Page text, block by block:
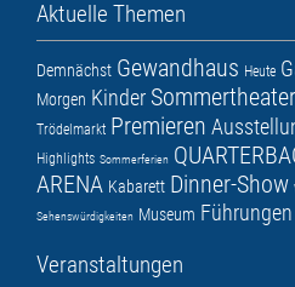
Aktuelle Themen
Demnächst Gewandhaus Heute
Morgen Kinder Sommertheater
Trödelmarkt Premieren
Highlights Sommerferien
ARENA Kabarett Dinner-Show
Sehenswürdigkeiten Museum Führungen
Veranstaltungen